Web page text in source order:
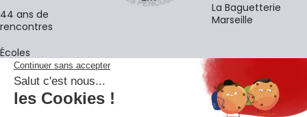
44 ans de
rencontres
Écoles
La Baguetterie
Marseille
La newsletter
Adresse e-mail